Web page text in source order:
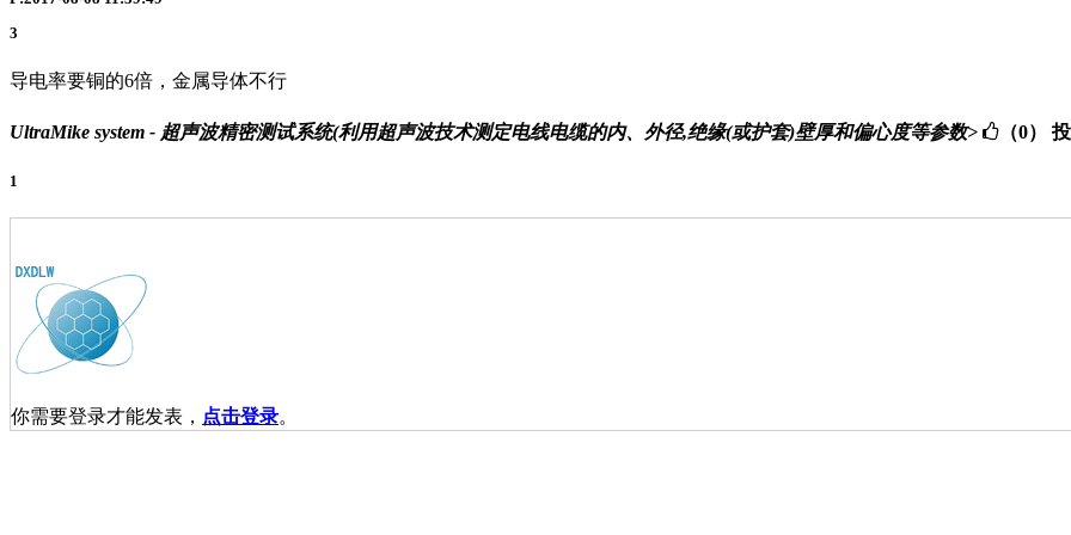
3
导电率要铜的6倍，金属导体不行
UltraMike system - 超声波精密测试系统(利用超声波技术测定电线电缆的内、外径,绝缘(或护套)壁厚和偏心度等参数> （0）
1
你需要登录才能发表， 点击登录。